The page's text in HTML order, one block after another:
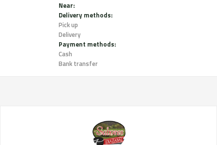
Near:
Delivery methods:
Pick up
Delivery
Payment methods:
Cash
Bank transfer